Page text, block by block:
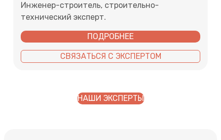
Инженер-строитель, строительно-
технический эксперт.
ПОДРОБНЕЕ
СВЯЗАТЬСЯ С ЭКСПЕРТОМ
НАШИ ЭКСПЕРТЫ